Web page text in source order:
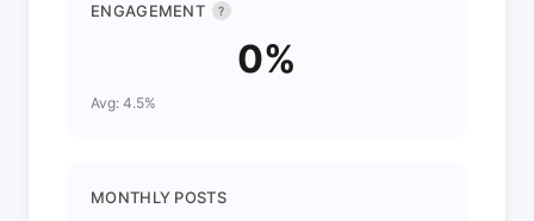
ENGAGEMENT ?
0%
Avg: 4.5%
MONTHLY POSTS